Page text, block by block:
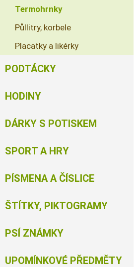
Termohrnky
Půllitry, korbele
Placatky a likérky
PODTÁCKY
HODINY
DÁRKY S POTISKEM
SPORT A HRY
PÍSMENA A ČÍSLICE
ŠTÍTKY, PIKTOGRAMY
PSÍ ZNÁMKY
UPOMÍNKOVÉ PŘEDMĚTY